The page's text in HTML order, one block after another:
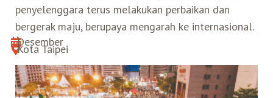
Berita & Peristiwa
Peta Panduan
FAQ
Ide Liburan
Asosiasi Pariwisata
Wisata Pegunungan
Kunjungan
Wisata Bermalam
Festival
Seni Budaya
Kerajinan Tangan
Transportasi
Kereta Api
Atraksi Taiwan Bagian Utara
Hidangan Gourmet
penyelenggara terus melakukan perbaikan dan
bergerak maju, berupaya mengarah ke internasional.
Desember
Kota Taipei